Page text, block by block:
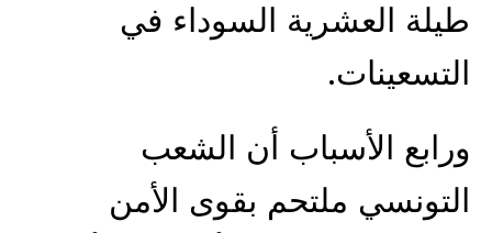
طيلة العشرية السوداء في
التسعينات.
ورابع الأسباب أن الشعب
التونسي ملتحم بقوى الأمن